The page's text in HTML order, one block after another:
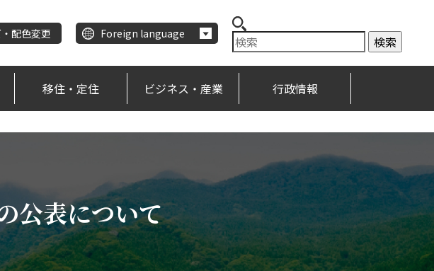
配色変更 Foreign language
移住・定住 ビジネス・産業 行政情報
公表について